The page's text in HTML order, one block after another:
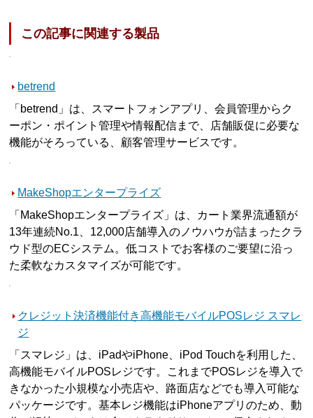
この記事に関連する製品
betrend
「betrend」は、スマートフォンアプリ、会員管理からク
ーポン・ポイント管理や情報配信まで、店舗販促に必要な
機能がそろっている、顧客管理サービスです。
MakeShopエンタープライズ
「MakeShopエンタープライズ」は、カート業界流通額が
13年連続No.1、12,000店舗導入のノウハウが詰まったクラ
ウド型のECシステム。低コストでお客様のご要望に沿っ
た柔軟なカスタマイズが可能です。
クレジット決済機能付き高機能モバイルPOSレジ スマレ
ジ
「スマレジ」は、iPadやiPhone、iPod Touchを利用した、
高機能モバイルPOSレジです。これまでPOSレジを導入で
きなかった小規模な小売店や、路面店などでも導入可能な
パッケージです。基本レジ機能はiPhoneアプリのため、動